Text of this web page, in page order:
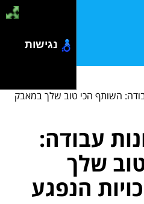
השותף הכי טוב שלך במאבק
עבודה:
שלך
הנפגע
נגישות